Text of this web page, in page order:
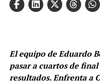
El equipo de Eduardo
pasar a cuartos de
resultados. Enfrenta a